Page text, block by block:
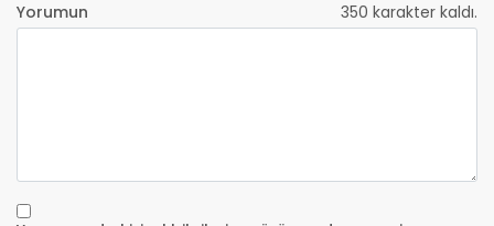
Yorumun 350 karakter kaldı.